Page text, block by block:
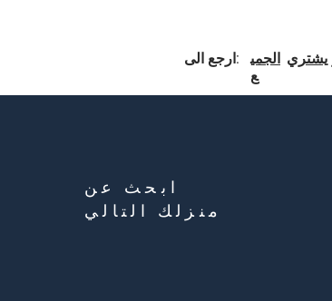
ارجع الى:
الجمي
ع
يشتري
ابحث عن
منزلك التالي